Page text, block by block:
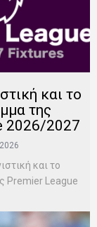
και το
της
2026/2027
και το
Premier League